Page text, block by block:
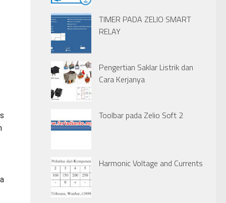
TIMER PADA ZELIO SMART
RELAY
Pengertian Saklar Listrik dan
Cara Kerjanya
Toolbar pada Zelio Soft 2
Harmonic Voltage and Currents